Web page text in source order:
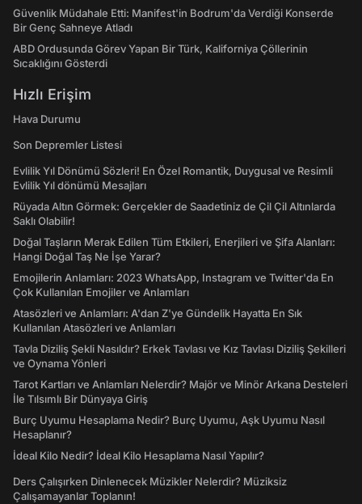
Güvenlik Müdahale Etti: Manifest'in Bodrum'da Verdiği Konserde
Bir Genç Sahneye Atladı
ABD Ordusunda Görev Yapan Bir Türk, Kaliforniya Çöllerinin
Sıcaklığını Gösterdi
Hızlı Erişim
Hava Durumu
Son Depremler Listesi
Evlilik Yıl Dönümü Sözleri! En Özel Romantik, Duygusal ve Resimli
Evlilik Yıl dönümü Mesajları
Rüyada Altın Görmek: Gerçekler de Saadetiniz de Çil Çil Altınlarda
Saklı Olabilir!
Doğal Taşların Merak Edilen Tüm Etkileri, Enerjileri ve Şifa Alanları:
Hangi Doğal Taş Ne İşe Yarar?
Emojilerin Anlamları: 2023 WhatsApp, Instagram ve Twitter'da En
Çok Kullanılan Emojiler ve Anlamları
Atasözleri ve Anlamları: A'dan Z'ye Gündelik Hayatta En Sık
Kullanılan Atasözleri ve Anlamları
Tavla Diziliş Şekli Nasıldır? Erkek Tavlası ve Kız Tavlası Diziliş Şekilleri
ve Oynama Yönleri
Tarot Kartları ve Anlamları Nelerdir? Majör ve Minör Arkana Desteleri
İle Tılsımlı Bir Dünyaya Giriş
Burç Uyumu Hesaplama Nedir? Burç Uyumu, Aşk Uyumu Nasıl
Hesaplanır?
İdeal Kilo Nedir? İdeal Kilo Hesaplama Nasıl Yapılır?
Ders Çalışırken Dinlenecek Müzikler Nelerdir? Müziksiz
Çalışamayanlar Toplanın!